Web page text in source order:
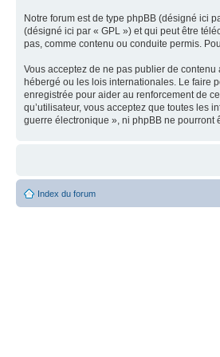
Notre forum est de type phpBB (désigné ici
(désigné ici par « GPL ») et qui peut être
pas, comme contenu ou conduite permis.
Vous acceptez de ne pas publier de
hébergé ou les lois internationales. Le faire
enregistrée pour aider au renforcement de
qu’utilisateur, vous acceptez que toutes les
guerre électronique », ni phpBB ne pourront
Index du forum